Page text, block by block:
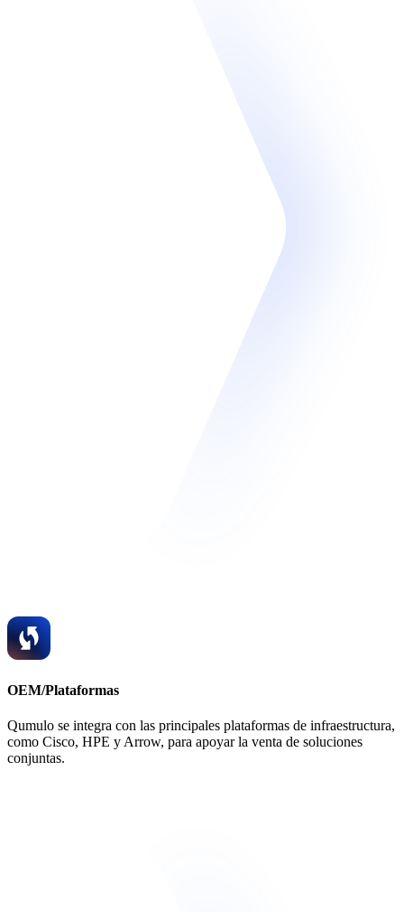
OEM/Plataformas
Qumulo se integra con las principales plataformas de infraestructura,
como Cisco, HPE y Arrow, para apoyar la venta de soluciones
conjuntas.